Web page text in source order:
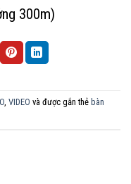
300m)
, VIDEO và được gắn thẻ bàn